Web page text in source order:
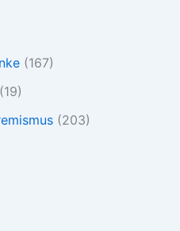
(167)
(19)
(203)